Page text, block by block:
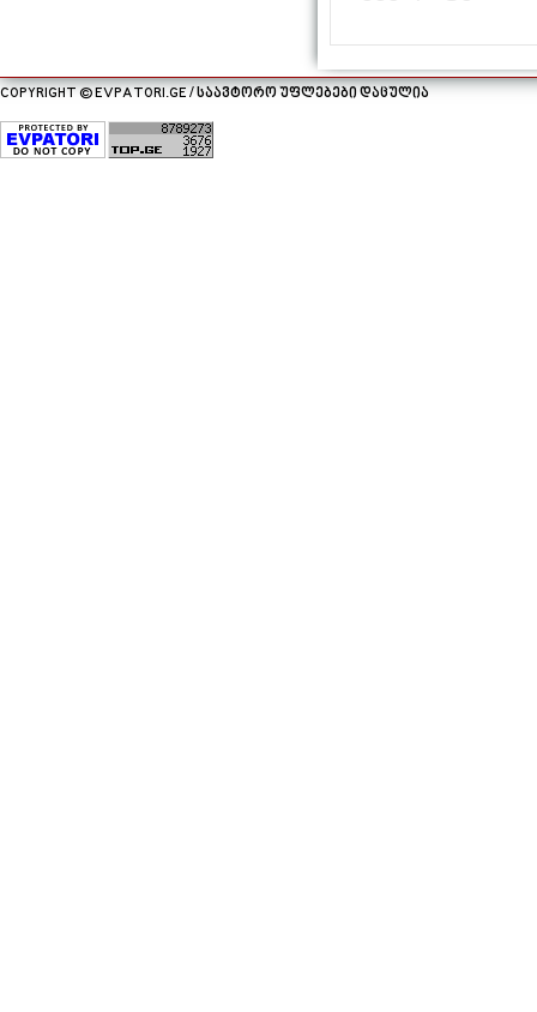
COPYRIGHT © EVPATORI.GE / საავტორო უფლებები დაცულია